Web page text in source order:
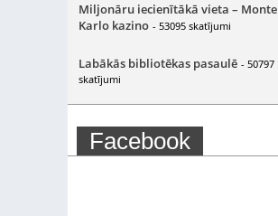
Miljonāru iecienītākā vieta – Monte
Karlo kazino - 53095 skatījumi
Labākās bibliotēkas pasaulē - 50797
skatījumi
Facebook